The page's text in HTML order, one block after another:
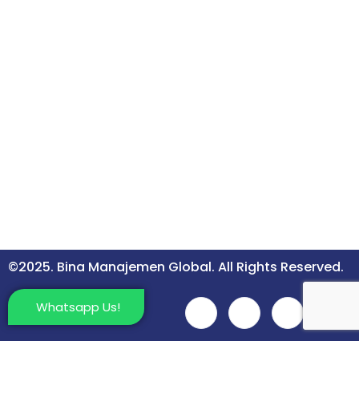
Whatsapp Us!
©2025. Bina Manajemen Global. All Rights Reserved.